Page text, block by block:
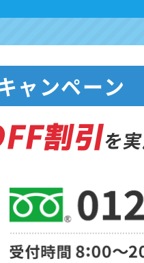
ャンペーン
割引を